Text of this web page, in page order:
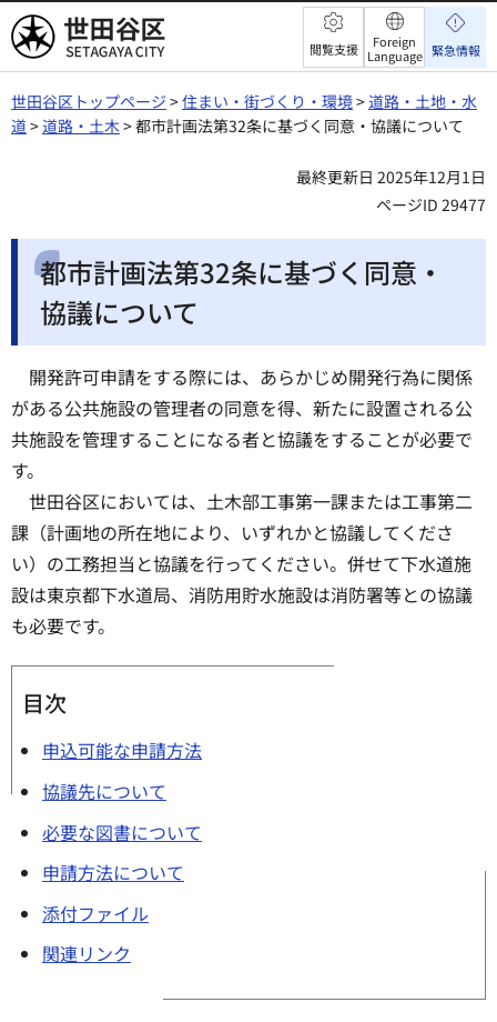
世田谷区 閲覧支援
Foreign
Language 緊急情報
世田谷区トップページ >住まい・街づくり・環境>道路・土地・水
道>道路・土木> 都市計画法第32条に基づく同意・協議について
最終更新日 2025年12月1日
ページID 29477
都市計画法第32条に基づく同意・
協議について
開発許可申請をする際には、あらかじめ開発行為に関係
がある公共施設の管理者の同意を得、新たに設置される公
共施設を管理することになる者と協議をすることが必要で
す。
世田谷区においては、土木部工事第一課または工事第二
課（計画地の所在地により、いずれかと協議してくださ
い）の工務担当と協議を行ってください。併せて下水道施
設は東京都下水道局、消防用貯水施設は消防署等との協議
も必要です。
目次
申込可能な申請方法
協議先について
必要な図書について
申請方法について
添付ファイル
関連リンク